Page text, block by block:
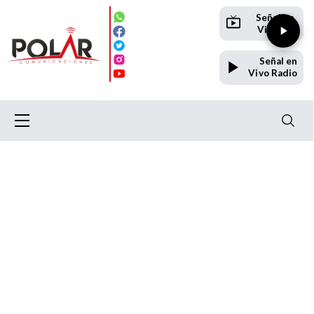
Señal en
Vivo TV
Señal en
Vivo Radio